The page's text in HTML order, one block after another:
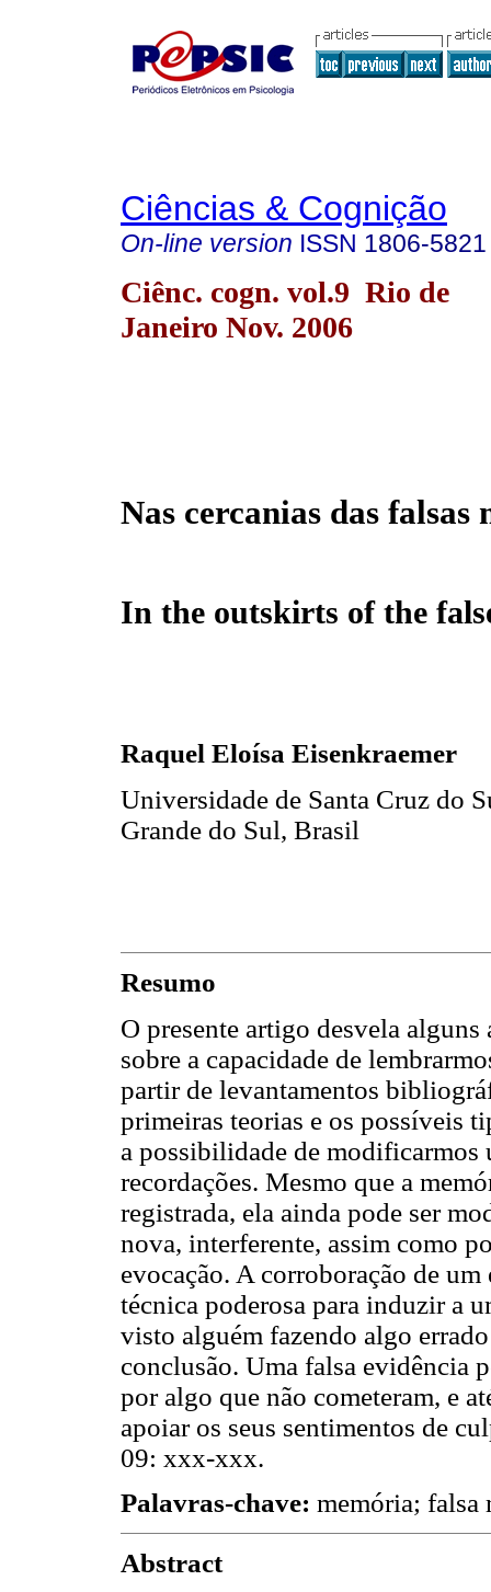
Ciências & Cognição
On-line version ISSN 1806-5821
Ciênc. cogn. vol.9 Rio de
Janeiro Nov. 2006
Nas cercanias das falsas
In the outskirts of the
Raquel Eloísa Eisenkraemer
Universidade de Santa Cruz do
Grande do Sul, Brasil
Resumo
O presente artigo desvela
sobre a capacidade de
partir de levantamentos
primeiras teorias e os possíveis
a possibilidade de modificarmos
recordações. Mesmo que a
registrada, ela ainda pode ser
nova, interferente, assim como
evocação. A corroboração de
técnica poderosa para induzir a
visto alguém fazendo algo
conclusão. Uma falsa evidência
por algo que não cometeram, e
apoiar os seus sentimentos de
09: xxx-xxx.
Palavras-chave: memória; falsa
Abstract